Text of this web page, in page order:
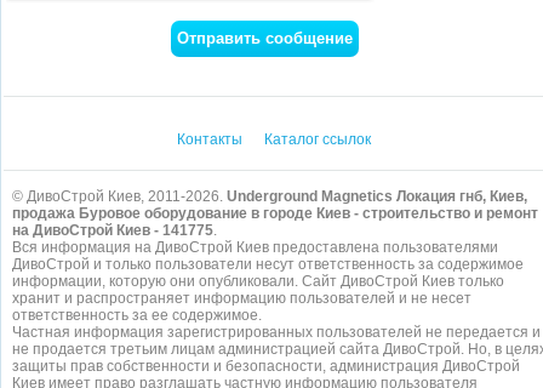
Контакты Каталог ссылок
© ДивоСтрой Киев, 2011-2026. Underground Magnetics Локация гнб, Киев,
продажа Буровое оборудование в городе Киев - строительство и ремонт
на ДивоСтрой Киев - 141775.
Вся информация на ДивоСтрой Киев предоставлена пользователями
ДивоСтрой и только пользователи несут ответственность за содержимое
информации, которую они опубликовали. Сайт ДивоСтрой Киев только
хранит и распространяет информацию пользователей и не несет
ответственность за ее содержимое.
Частная информация зарегистрированных пользователей не передается и
не продается третьим лицам администрацией сайта ДивоСтрой. Но, в
защиты прав собственности и безопасности, администрация ДивоСтрой
Киев имеет право разглашать частную информацию пользователя